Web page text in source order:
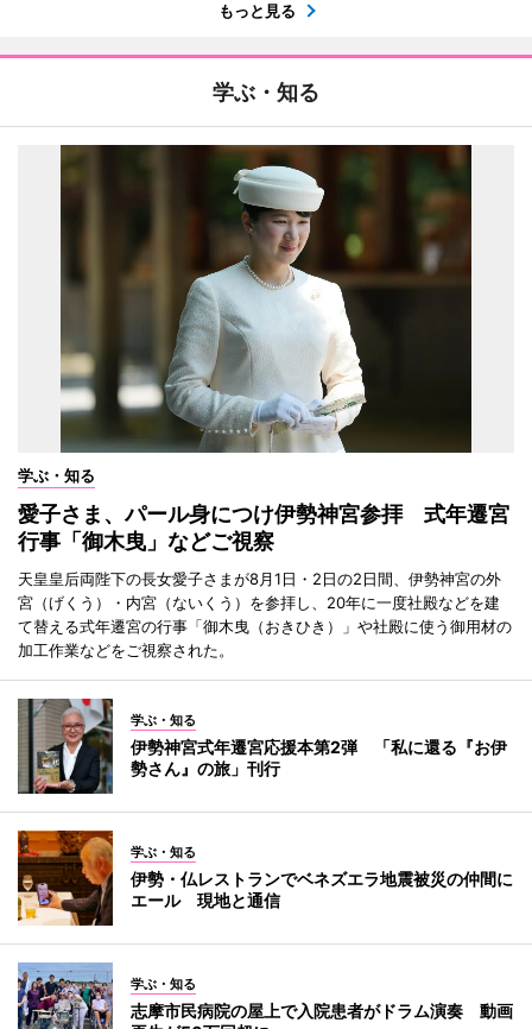
もっと見る
学ぶ・知る
学ぶ・知る
愛子さま、パール身につけ伊勢神宮参拝 式年遷宮
行事「御木曳」などご視察
天皇皇后両陛下の長女愛子さまが8月1日・2日の2日間、伊勢神宮の外
宮（げくう）・内宮（ないくう）を参拝し、20年に一度社殿などを建
て替える式年遷宮の行事「御木曳（おきひき）」や社殿に使う御用材の
加工作業などをご視察された。
学ぶ・知る
伊勢神宮式年遷宮応援本第2弾 「私に還る『お伊
勢さん』の旅」刊行
学ぶ・知る
伊勢・仏レストランでベネズエラ地震被災の仲間に
エール 現地と通信
学ぶ・知る
志摩市民病院の屋上で入院患者がドラム演奏 動画